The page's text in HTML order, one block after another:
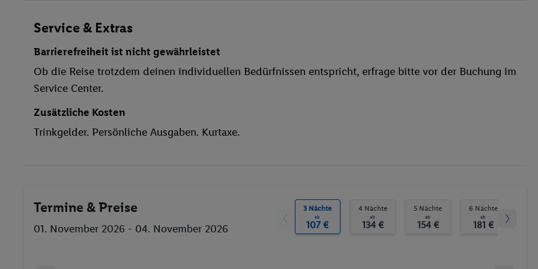
Fahrradkeller
TV-Raum
Restaurant
Bar
Aufzug
Hallenbad
Sonnenschirme
Kanu
Tischtennis
Fitness-Studio
Reiten
Service & Extras
Barrierefreiheit ist nicht gewährleistet
Ob die Reise trotzdem deinen individuellen Bedürfnissen entspricht, erfrage bitte vor der Buchung im
Service Center.
Zusätzliche Kosten
Trinkgelder. Persönliche Ausgaben. Kurtaxe.
Termine & Preise
01. November 2026 - 04. November 2026
3 Nächte
ab
107 €
4 Nächte
ab
134 €
5 Nächte
ab
154 €
6 Nächte
ab
181 €